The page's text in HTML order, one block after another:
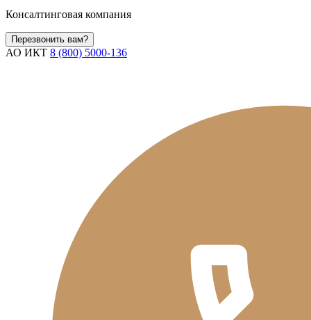
Консалтинговая компания
Перезвонить вам?
АО ИКТ 8 (800) 5000-136